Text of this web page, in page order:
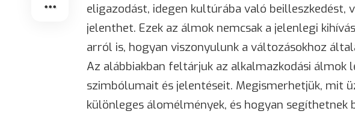
eligazodást, idegen kultúrába való beilleszkedést,
jelenthet. Ezek az álmok nemcsak a jelenlegi
arról is, hogyan viszonyulunk a változásokhoz
Az alábbiakban feltárjuk az alkalmazkodási álmok
szimbólumait és jelentéseit. Megismerhetjük, mit
különleges álomélmények, és hogyan segíthetnek